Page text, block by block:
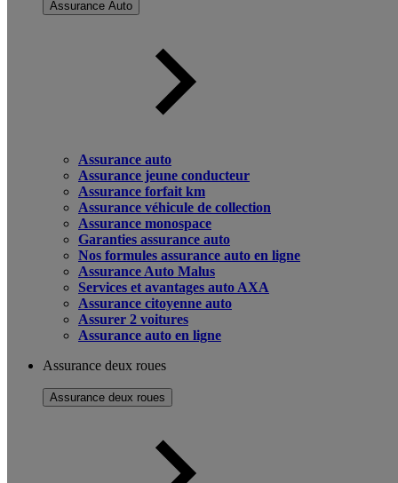
Assurance Auto
Assurance auto
Assurance jeune conducteur
Assurance forfait km
Assurance véhicule de collection
Assurance monospace
Garanties assurance auto
Nos formules assurance auto en ligne
Assurance Auto Malus
Services et avantages auto AXA
Assurance citoyenne auto
Assurer 2 voitures
Assurance auto en ligne
Assurance deux roues
Assurance deux roues